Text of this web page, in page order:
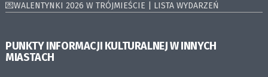
💌WALENTYNKI 2026 W TRÓJMIEŚCIE | LISTA WYDARZEŃ
PUNKTY INFORMACJI KULTURALNEJ W INNYCH
MIASTACH